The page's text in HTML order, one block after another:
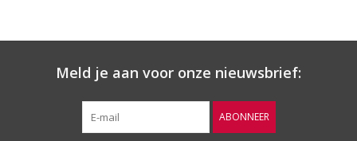
Meld je aan voor onze nieuwsbrief:
ABONNEER